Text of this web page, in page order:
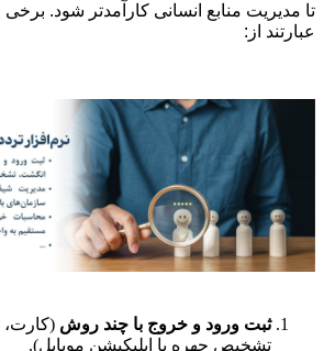
تا مدیریت منابع انسانی کارآمدتر شود. برخی
عبارتند از:
ثبت ورود و خروج با چند روش (کارت،
تشخیص چهره یا اپلیکیشن موبایل).